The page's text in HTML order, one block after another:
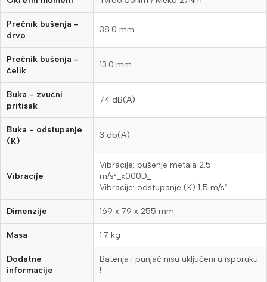
Prečnik bušenja -
drvo
38.0 mm
Prečnik bušenja -
čelik
13.0 mm
Buka - zvučni
pritisak
74 dB(A)
Buka - odstupanje
(K)
3 db(A)
Vibracije
Vibracije: bušenje metala 2.5
m/s²_x000D_
Vibracije: odstupanje (K) 1,5 m/s²
Dimenzije 169 x 79 x 255 mm
Masa 1.7 kg
Dodatne
informacije
Baterija i punjač nisu uključeni u isporuku
!